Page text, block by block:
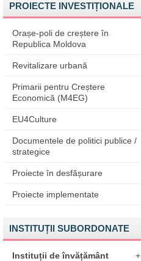
PROIECTE INVESTIȚIONALE
Orașe-poli de creștere în
Republica Moldova
Revitalizare urbană
Primarii pentru Creștere
Economică (M4EG)
EU4Culture
Documentele de politici publice /
strategice
Proiecte în desfășurare
Proiecte implementate
INSTITUȚII SUBORDONATE
Instituții de învățământ +